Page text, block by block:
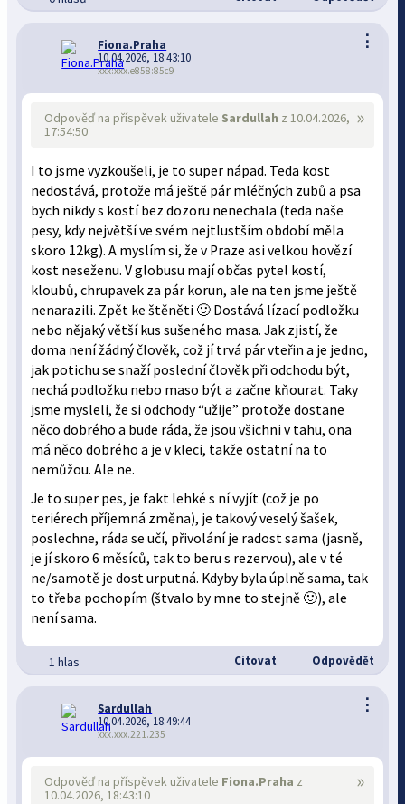
⋮
Fiona.Praha
10.04.2026, 18:43:10
xxx:xxx.e858:85c9
»
Odpověď na příspěvek uživatele Sardullah z 10.04.2026,
17:54:50
I to jsme vyzkoušeli, je to super nápad. Teda kost
nedostává, protože má ještě pár mléčných zubů a psa
bych nikdy s kostí bez dozoru nenechala (teda naše
pesy, kdy největší ve svém nejtlustším období měla
skoro 12kg). A myslím si, že v Praze asi velkou hovězí
kost neseženu. V globusu mají občas pytel kostí,
kloubů, chrupavek za pár korun, ale na ten jsme ještě
nenarazili. Zpět ke štěněti 🙂 Dostává lízací podložku
nebo nějaký větší kus sušeného masa. Jak zjistí, že
doma není žádný člověk, což jí trvá pár vteřin a je jedno,
jak potichu se snaží poslední člověk při odchodu být,
nechá podložku nebo maso být a začne kňourat. Taky
jsme mysleli, že si odchody “užije” protože dostane
něco dobrého a bude ráda, že jsou všichni v tahu, ona
má něco dobrého a je v kleci, takže ostatní na to
nemůžou. Ale ne.
Je to super pes, je fakt lehké s ní vyjít (což je po
teriérech příjemná změna), je takový veselý šašek,
poslechne, ráda se učí, přivolání je radost sama (jasně,
je jí skoro 6 měsíců, tak to beru s rezervou), ale v té
ne/samotě je dost urputná. Kdyby byla úplně sama, tak
to třeba pochopím (štvalo by mne to stejně 🙂), ale
není sama.
1 hlas Citovat Odpovědět
⋮
Sardullah
10.04.2026, 18:49:44
xxx.xxx.221.235
»
Odpověď na příspěvek uživatele Fiona.Praha z
10.04.2026, 18:43:10